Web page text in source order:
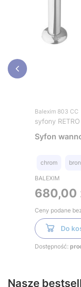
Balexim 803 CC
syfony RETRO
Syfon
chrom
BALEXIM
Cena
680,00
Ceny podane
Do
Dostępność:
Nasze